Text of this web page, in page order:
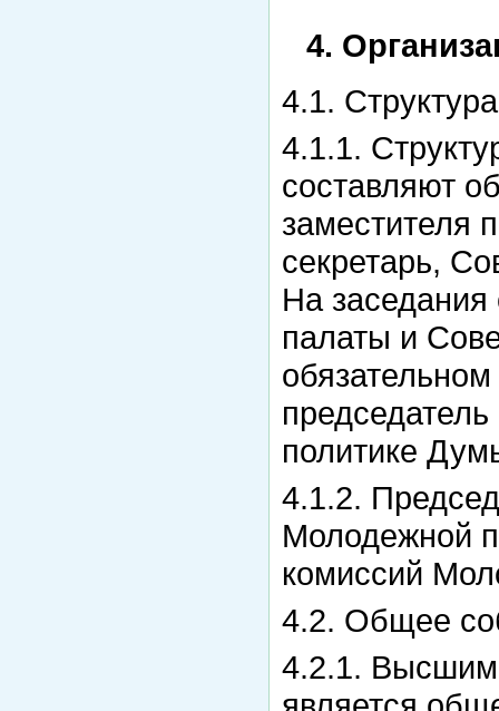
4.
4.1.
4.1.1.
составляют
заместителя
секретарь,
На
палаты и
политике
4.1.2.
Молодежной
комиссий
4.2. Общее
4.2.1.